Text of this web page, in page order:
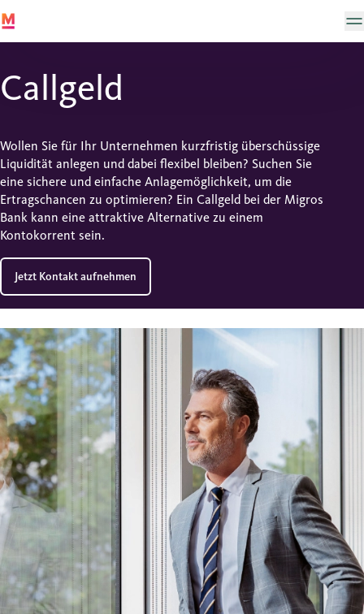
Callgeld
Wollen Sie für Ihr Unternehmen kurzfristig überschüssige
Liquidität anlegen und dabei flexibel bleiben? Suchen Sie
eine sichere und einfache Anlagemöglichkeit, um die
Ertragschancen zu optimieren? Ein Callgeld bei der Migros
Bank kann eine attraktive Alternative zu einem
Kontokorrent sein.
Jetzt Kontakt aufnehmen